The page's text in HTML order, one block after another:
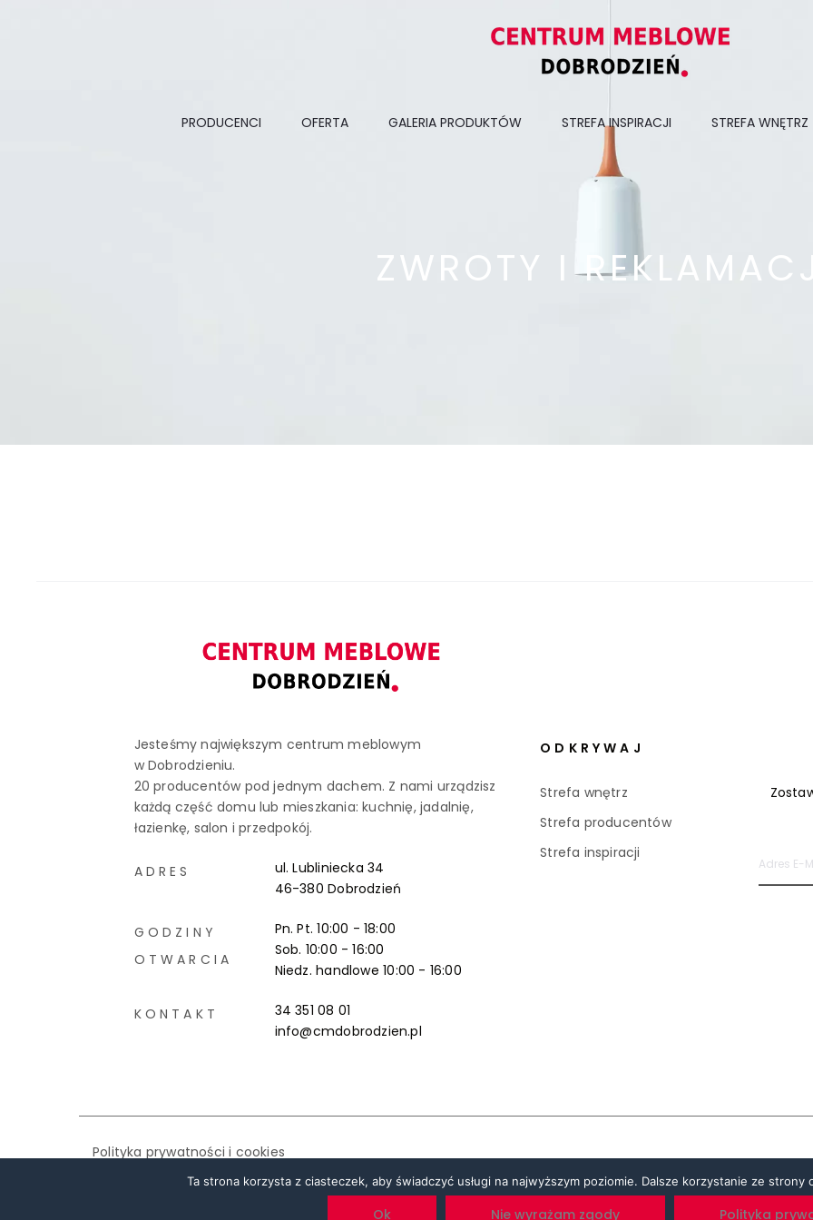
PRODUCENCI OFERTA GALERIA PRODUKTÓW STREFA INSPIRACJI STREFA WNĘTRZ
ZWROTY I
Jesteśmy największym centrum meblowym
w Dobrodzieniu.
20 producentów pod jednym dachem. Z nami urządzisz
każdą część domu lub mieszkania: kuchnię, jadalnię,
łazienkę, salon i przedpokój.
ADRES
ul. Lubliniecka 34
46-380 Dobrodzień
GODZINY
OTWARCIA
Pn. Pt. 10:00 - 18:00
Sob. 10:00 - 16:00
Niedz. handlowe10:00 - 16:00
KONTAKT
34 351 08 01
info@cmdobrodzien.pl
ODKRYWAJ
Strefa wnętrz
Strefa producentów
Strefa inspiracji
© 2020 Centrum Meblowe Dobrodzień.
Happy Island
Polityka prywatności i cookies
Ta strona korzysta z ciasteczek, aby świadczyć usługi na najwyższym poziomie. Dalsze korzystanie ze strony
Ok Nie wyrażam zgody Polityka